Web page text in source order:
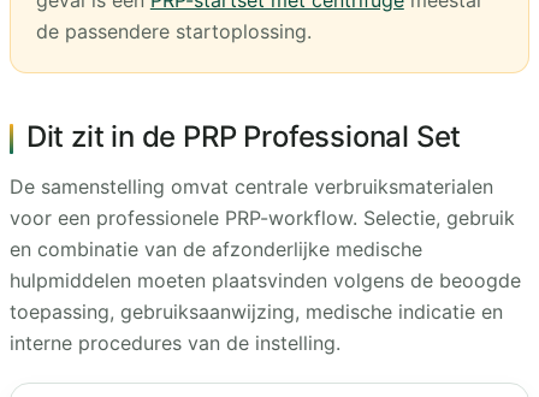
de passendere startoplossing.
Dit zit in de PRP Professional Set
De samenstelling omvat centrale verbruiksmaterialen
voor een professionele PRP-workflow. Selectie, gebruik
en combinatie van de afzonderlijke medische
hulpmiddelen moeten plaatsvinden volgens de beoogde
toepassing, gebruiksaanwijzing, medische indicatie en
interne procedures van de instelling.